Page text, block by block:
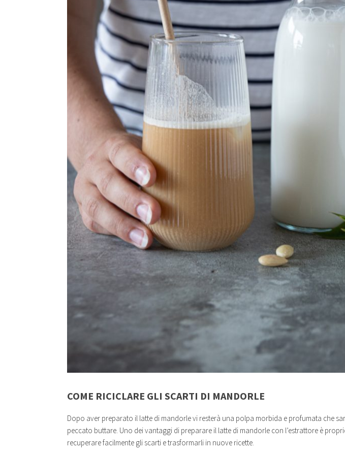
COME RICICLARE GLI SCARTI DI MANDORLE
Dopo aver preparato il latte di mandorle vi resterà una polpa morbida e profumata che
peccato buttare. Uno dei vantaggi di preparare il latte di mandorle con l’estrattore è
recuperare facilmente gli scarti e trasformarli in nuove ricette.